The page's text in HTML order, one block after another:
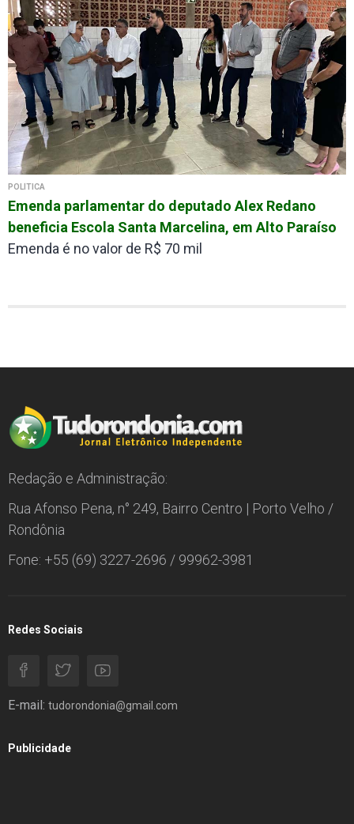
POLÍTICA
Emenda parlamentar do deputado Alex Redano
beneficia Escola Santa Marcelina, em Alto Paraíso
Emenda é no valor de R$ 70 mil
Redação e Administração:
Rua Afonso Pena, n° 249, Bairro Centro | Porto Velho /
Rondônia
Fone: +55 (69) 3227-2696 / 99962-3981
Redes Sociais
E-mail: tudorondonia@gmail.com
Publicidade